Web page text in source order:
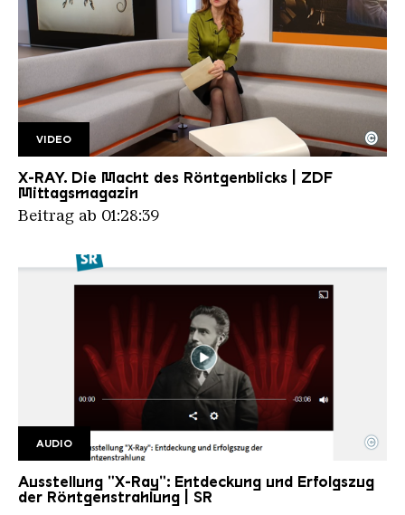
ZDF MIttagsmagazin 21.11.2025
Copyright: ZDF
©
VIDEO
X-RAY. Die Macht des Röntgenblicks | ZDF
Mittagsmagazin
Beitrag ab 01:28:39
SR Podcast
Copyright: Saarländischer Rundfunk
©
AUDIO
Ausstellung "X-Ray": Entdeckung und Erfolgszug
der Röntgenstrahlung | SR